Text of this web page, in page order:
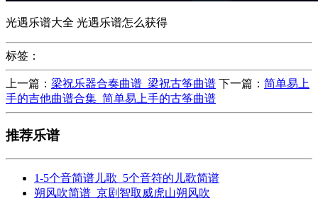
光遇乐谱大全 光遇乐谱怎么获得
标签：
上一篇： 梁祝乐器合奏曲谱_梁祝古筝曲谱 下一篇： 简单易上
手的吉他曲谱合集_简单易上手的古筝曲谱
推荐乐谱
1-5个音简谱儿歌_5个音符的儿歌简谱
朔风吹简谱_京剧智取威虎山朔风吹